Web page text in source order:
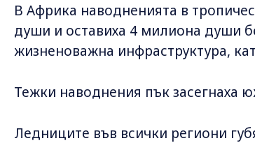
В Африка наводненията в
души и оставиха 4 милиона души
жизненоважна инфраструктура,
Тежки наводнения пък засегнаха
Ледниците във всички региони